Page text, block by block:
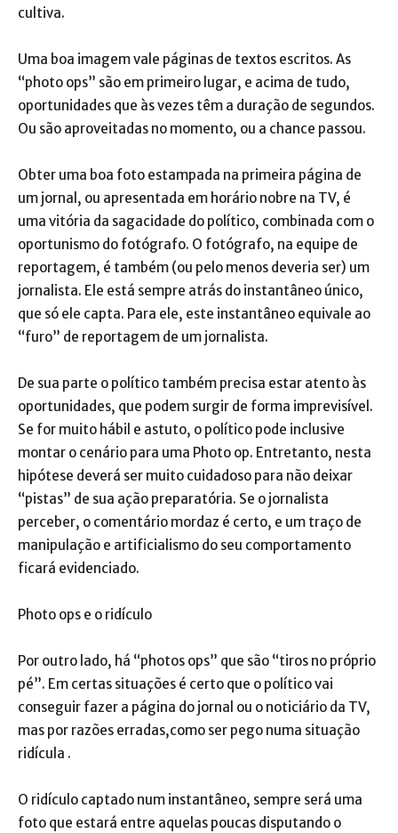
cultiva.
Uma boa imagem vale páginas de textos escritos. As
“photo ops” são em primeiro lugar, e acima de tudo,
oportunidades que às vezes têm a duração de segundos.
Ou são aproveitadas no momento, ou a chance passou.
Obter uma boa foto estampada na primeira página de
um jornal, ou apresentada em horário nobre na TV, é
uma vitória da sagacidade do político, combinada com o
oportunismo do fotógrafo. O fotógrafo, na equipe de
reportagem, é também (ou pelo menos deveria ser) um
jornalista. Ele está sempre atrás do instantâneo único,
que só ele capta. Para ele, este instantâneo equivale ao
“furo” de reportagem de um jornalista.
De sua parte o político também precisa estar atento às
oportunidades, que podem surgir de forma imprevisível.
Se for muito hábil e astuto, o político pode inclusive
montar o cenário para uma Photo op. Entretanto, nesta
hipótese deverá ser muito cuidadoso para não deixar
“pistas” de sua ação preparatória. Se o jornalista
perceber, o comentário mordaz é certo, e um traço de
manipulação e artificialismo do seu comportamento
ficará evidenciado.
Photo ops e o ridículo
Por outro lado, há “photos ops” que são “tiros no próprio
pé”. Em certas situações é certo que o político vai
conseguir fazer a página do jornal ou o noticiário da TV,
mas por razões erradas,como ser pego numa situação
ridícula .
O ridículo captado num instantâneo, sempre será uma
foto que estará entre aquelas poucas disputando o